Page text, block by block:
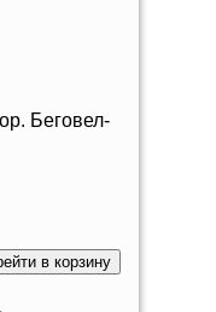
Беговел-
в корзину